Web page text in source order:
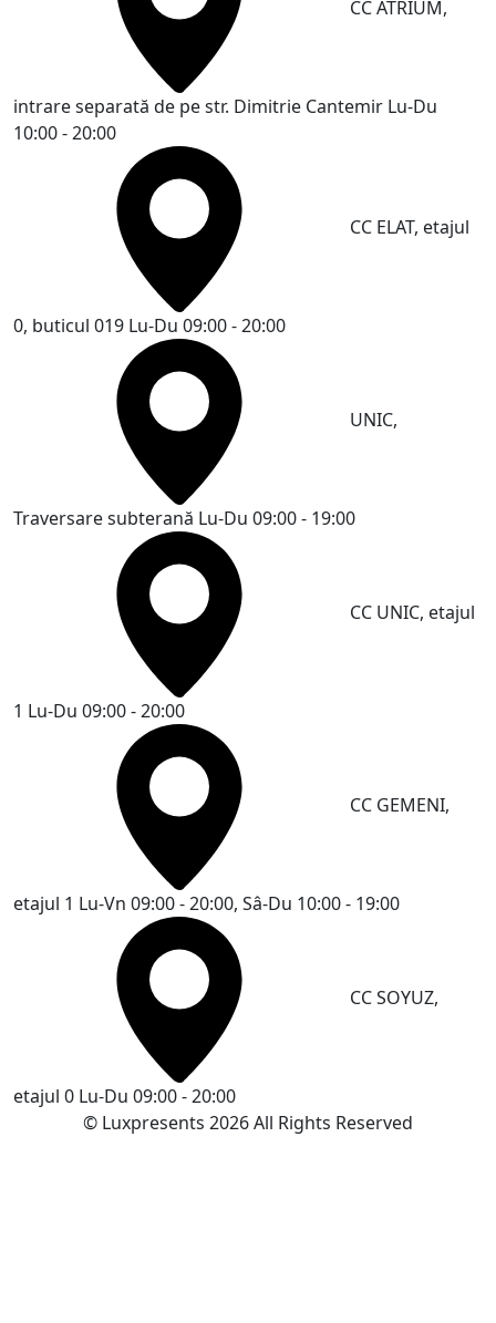
CC ATRIUM,
intrare separată de pe str. Dimitrie Cantemir Lu-Du
10:00 - 20:00
CC ELAT, etajul
0, buticul 019 Lu-Du 09:00 - 20:00
UNIC,
Traversare subterană Lu-Du 09:00 - 19:00
CC UNIC, etajul
1 Lu-Du 09:00 - 20:00
CC GEMENI,
etajul 1 Lu-Vn 09:00 - 20:00, Sâ-Du 10:00 - 19:00
CC SOYUZ,
etajul 0 Lu-Du 09:00 - 20:00
© Luxpresents 2026 All Rights Reserved